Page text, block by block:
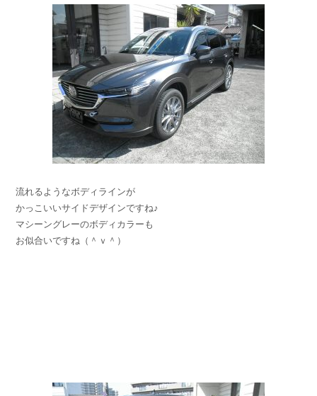
流れるようなボディラインが
かっこいいサイドデザインですね♪
マシーングレーのボディカラーも
お似合いですね（＾ｖ＾）